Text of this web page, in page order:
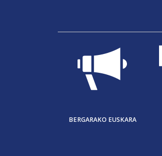
BERGARAKO EUSKARA